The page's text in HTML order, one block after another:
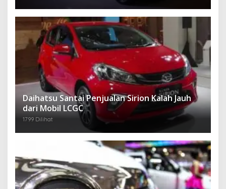
Daihatsu Santai Penjualan Sirion Kalah Jauh
dari Mobil LCGC
1799 Dilihat